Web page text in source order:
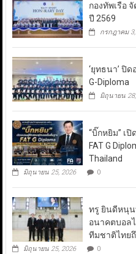
กองทัพเรือ
ปี 2569
กรกฎาคม
‘ยุทธนา’ ปิ
G-Diploma
มิถุนายน
“บิ๊กหยิม” เ
FAT G
Thailand
มิถุนายน 25, 2026 0
ทรู ยินดีหนุน
อนาคตบอล
ทีมชาติไทย
มิถุนายน 25, 2026 0